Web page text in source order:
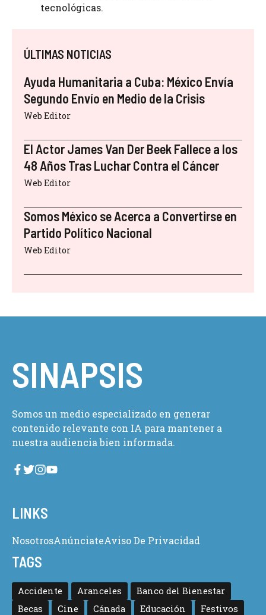
tecnológicas.
ÚLTIMAS NOTICIAS
Ayuda Humanitaria a Cuba: México Envía
Segundo Envío en Medio de la Crisis
Web Editor
El Actor James Van Der Beek Fallece a los
48 Años Tras Luchar Contra el Cáncer
Web Editor
Somos México se Acerca a Convertirse en
Partido Político Nacional
Web Editor
SINAPSIS
Somos un medio especializado en generar
contenido relevante con IA para mantener a
nuestra audiencia bien informada.
LINKS
NosotrosAnúnciateAviso De Privacidad
TAGS
Accidente Aranceles
Banco del Bienestar
Becas
Cine Cánada Educación Festivos